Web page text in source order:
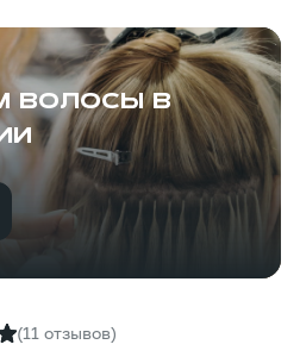
волосы в
(11 отзывов)